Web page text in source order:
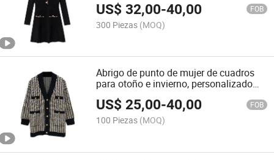
US$32,00-40,00 FOB
300 Piezas (MOQ)
Abrigo de punto de mujer de cuadros
para otoño e invierno, personalizado
por OEM
US$25,00-40,00 FOB
100 Piezas (MOQ)